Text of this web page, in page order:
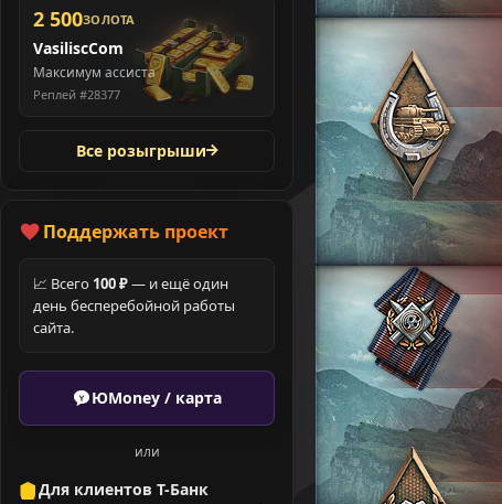
2 500ЗОЛОТА
VasiliscCom
Максимум ассиста
Реплей #28377
Все розыгрыши
Поддержать проект
📈 Всего 100 ₽— и ещё один
день бесперебойной работы
сайта.
ЮMoney / карта
или
Для клиентов Т-Банк